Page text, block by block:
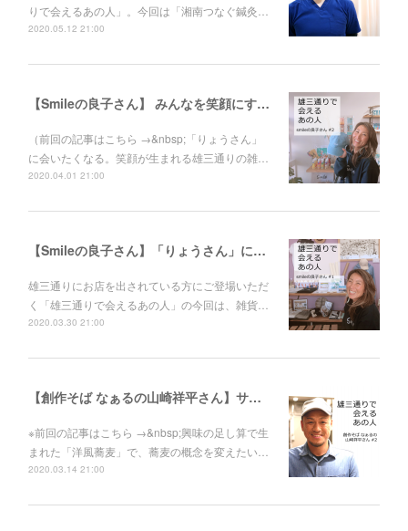
りで会えるあの人」。今回は「湘南つなぐ鍼灸…
2020.05.12 21:00
【Smileの良子さん】 みんなを笑顔にする手段は、たまたまお店を出すことでした
（前回の記事はこちら →&nbsp;「りょうさん」
に会いたくなる。笑顔が生まれる雄三通りの雑…
2020.04.01 21:00
【Smileの良子さん】「りょうさん」に会いたくなる。笑顔が生まれる雄三通りの雑貨屋。
雄三通りにお店を出されている方にご登場いただ
く「雄三通りで会えるあの人」の今回は、雑貨…
2020.03.30 21:00
【創作そば なぁるの山崎祥平さん】サラリーマン、自衛隊を経て、蕎麦屋の店主へ
※前回の記事はこちら →&nbsp;興味の足し算で生
まれた「洋風蕎麦」で、蕎麦の概念を変えたい…
2020.03.14 21:00